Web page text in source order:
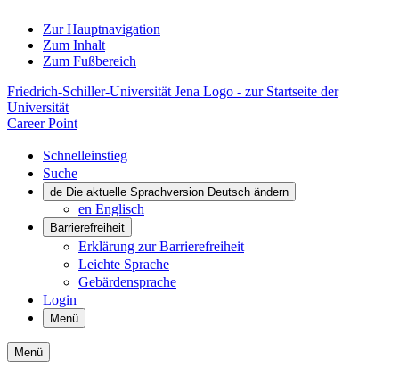
Zur Hauptnavigation
Zum Inhalt
Zum Fußbereich
Friedrich-Schiller-Universität Jena Logo - zur Startseite der
Universität
Career Point
Schnelleinstieg
Suche
de Die aktuelle Sprachversion Deutsch ändern
en Englisch
Barrierefreiheit
Erklärung zur Barrierefreiheit
Leichte Sprache
Gebärdensprache
Login
Menü
Menü